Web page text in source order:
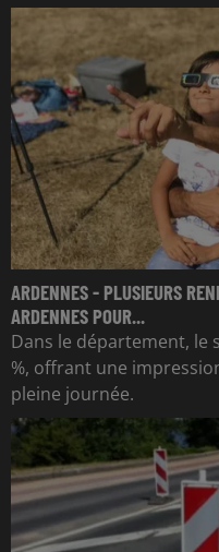
ARDENNES - PLUSIEURS
ARDENNES POUR...
Dans le département, le
%, offrant une
pleine journée.